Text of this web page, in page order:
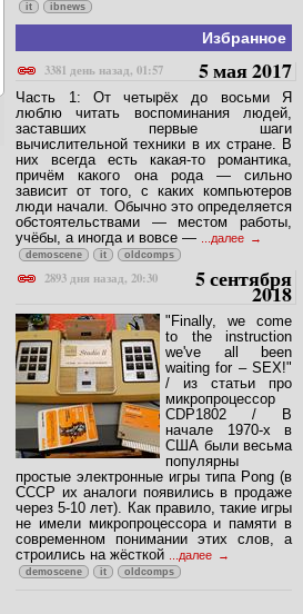
it ibnews
Избранное
3381 день назад, 01:57
5 мая 2017
Часть 1: От четырёх до восьми Я
люблю читать воспоминания людей,
заставших первые шаги
вычислительной техники в их стране. В
них всегда есть какая-то романтика,
причём какого она рода — сильно
зависит от того, с каких компьютеров
люди начали. Обычно это определяется
обстоятельствами — местом работы,
учёбы, а иногда и вовсе —
...далее
demoscene it oldcomps
2893 дня назад, 20:30 5 сентября
2018
"Finally, we come
to the instruction
we've all been
waiting for – SEX!"
/ из статьи про
микропроцессор
CDP1802 / В
начале 1970-х в
США были весьма
популярны
простые электронные игры типа Pong (в
СССР их аналоги появились в продаже
через 5-10 лет). Как правило, такие игры
не имели микропроцессора и памяти в
современном понимании этих слов, а
строились на жёсткой
...далее
demoscene it oldcomps